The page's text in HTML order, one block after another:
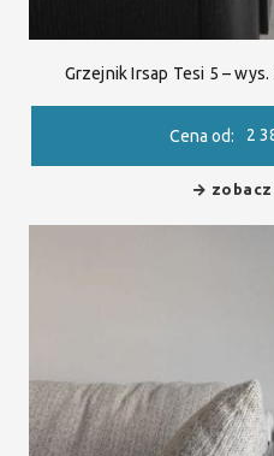
Grzejnik Irsap Tesi 5 –
Cena od: 2